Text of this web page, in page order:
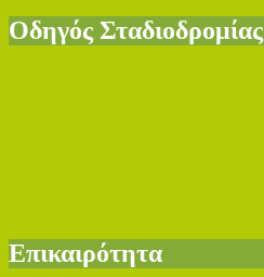
Οδηγός Σταδιοδρομίας
Επικαιρότητα